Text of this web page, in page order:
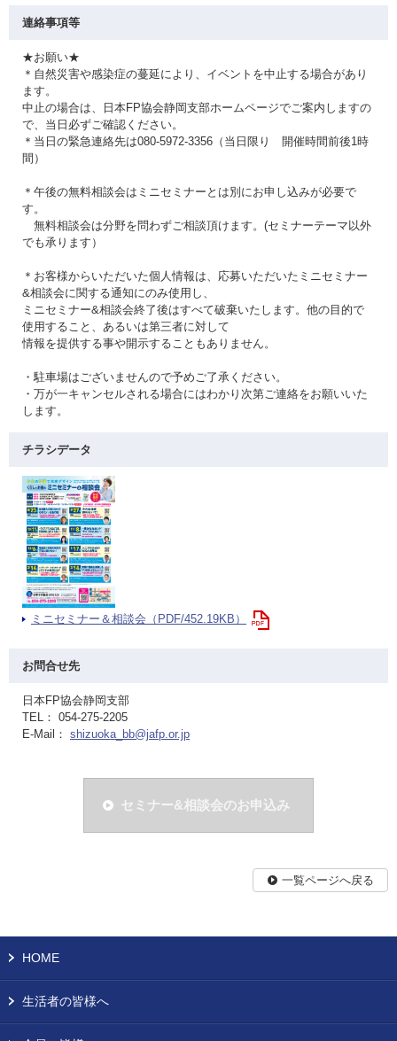
連絡事項等
★お願い★
＊自然災害や感染症の蔓延により、イベントを中止する場合があり
ます。
中止の場合は、日本FP協会静岡支部ホームページでご案内しますの
で、当日必ずご確認ください。
＊当日の緊急連絡先は080-5972-3356（当日限り 開催時間前後1時
間）
＊午後の無料相談会はミニセミナーとは別にお申し込みが必要で
す。
無料相談会は分野を問わずご相談頂けます。(セミナーテーマ以外
でも承ります）
＊お客様からいただいた個人情報は、応募いただいたミニセミナー
&相談会に関する通知にのみ使用し、
ミニセミナー&相談会終了後はすべて破棄いたします。他の目的で
使用すること、あるいは第三者に対して
情報を提供する事や開示することもありません。
・駐車場はございませんので予めご了承ください。
・万が一キャンセルされる場合にはわかり次第ご連絡をお願いいた
します。
チラシデータ
ミニセミナー＆相談会（PDF/452.19KB）
お問合せ先
日本FP協会静岡支部
TEL： 054-275-2205
E-Mail： shizuoka_bb@jafp.or.jp
セミナー&相談会のお申込み
一覧ページへ戻る
HOME
生活者の皆様へ